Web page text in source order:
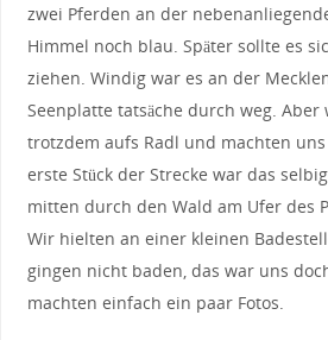
zwei Pferden an der
Himmel noch blau. Später sollte es
ziehen. Windig war es an der
Seenplatte tatsäche durch weg. Aber
trotzdem aufs Radl und machten uns
erste Stück der Strecke war das
mitten durch den Wald am Ufer des
Wir hielten an einer kleinen
gingen nicht baden, das war uns
machten einfach ein paar Fotos.